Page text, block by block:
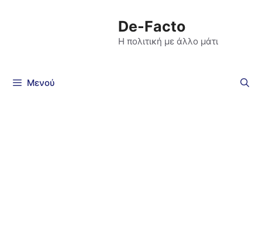
De-Facto
Η πολιτική με άλλο μάτι
Μενού